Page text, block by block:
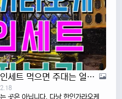
다낭 가라오케 혼자서 1인세트 먹으면 주대는 얼마일까
곳은 아닙니다. 다낭 한인가라오케